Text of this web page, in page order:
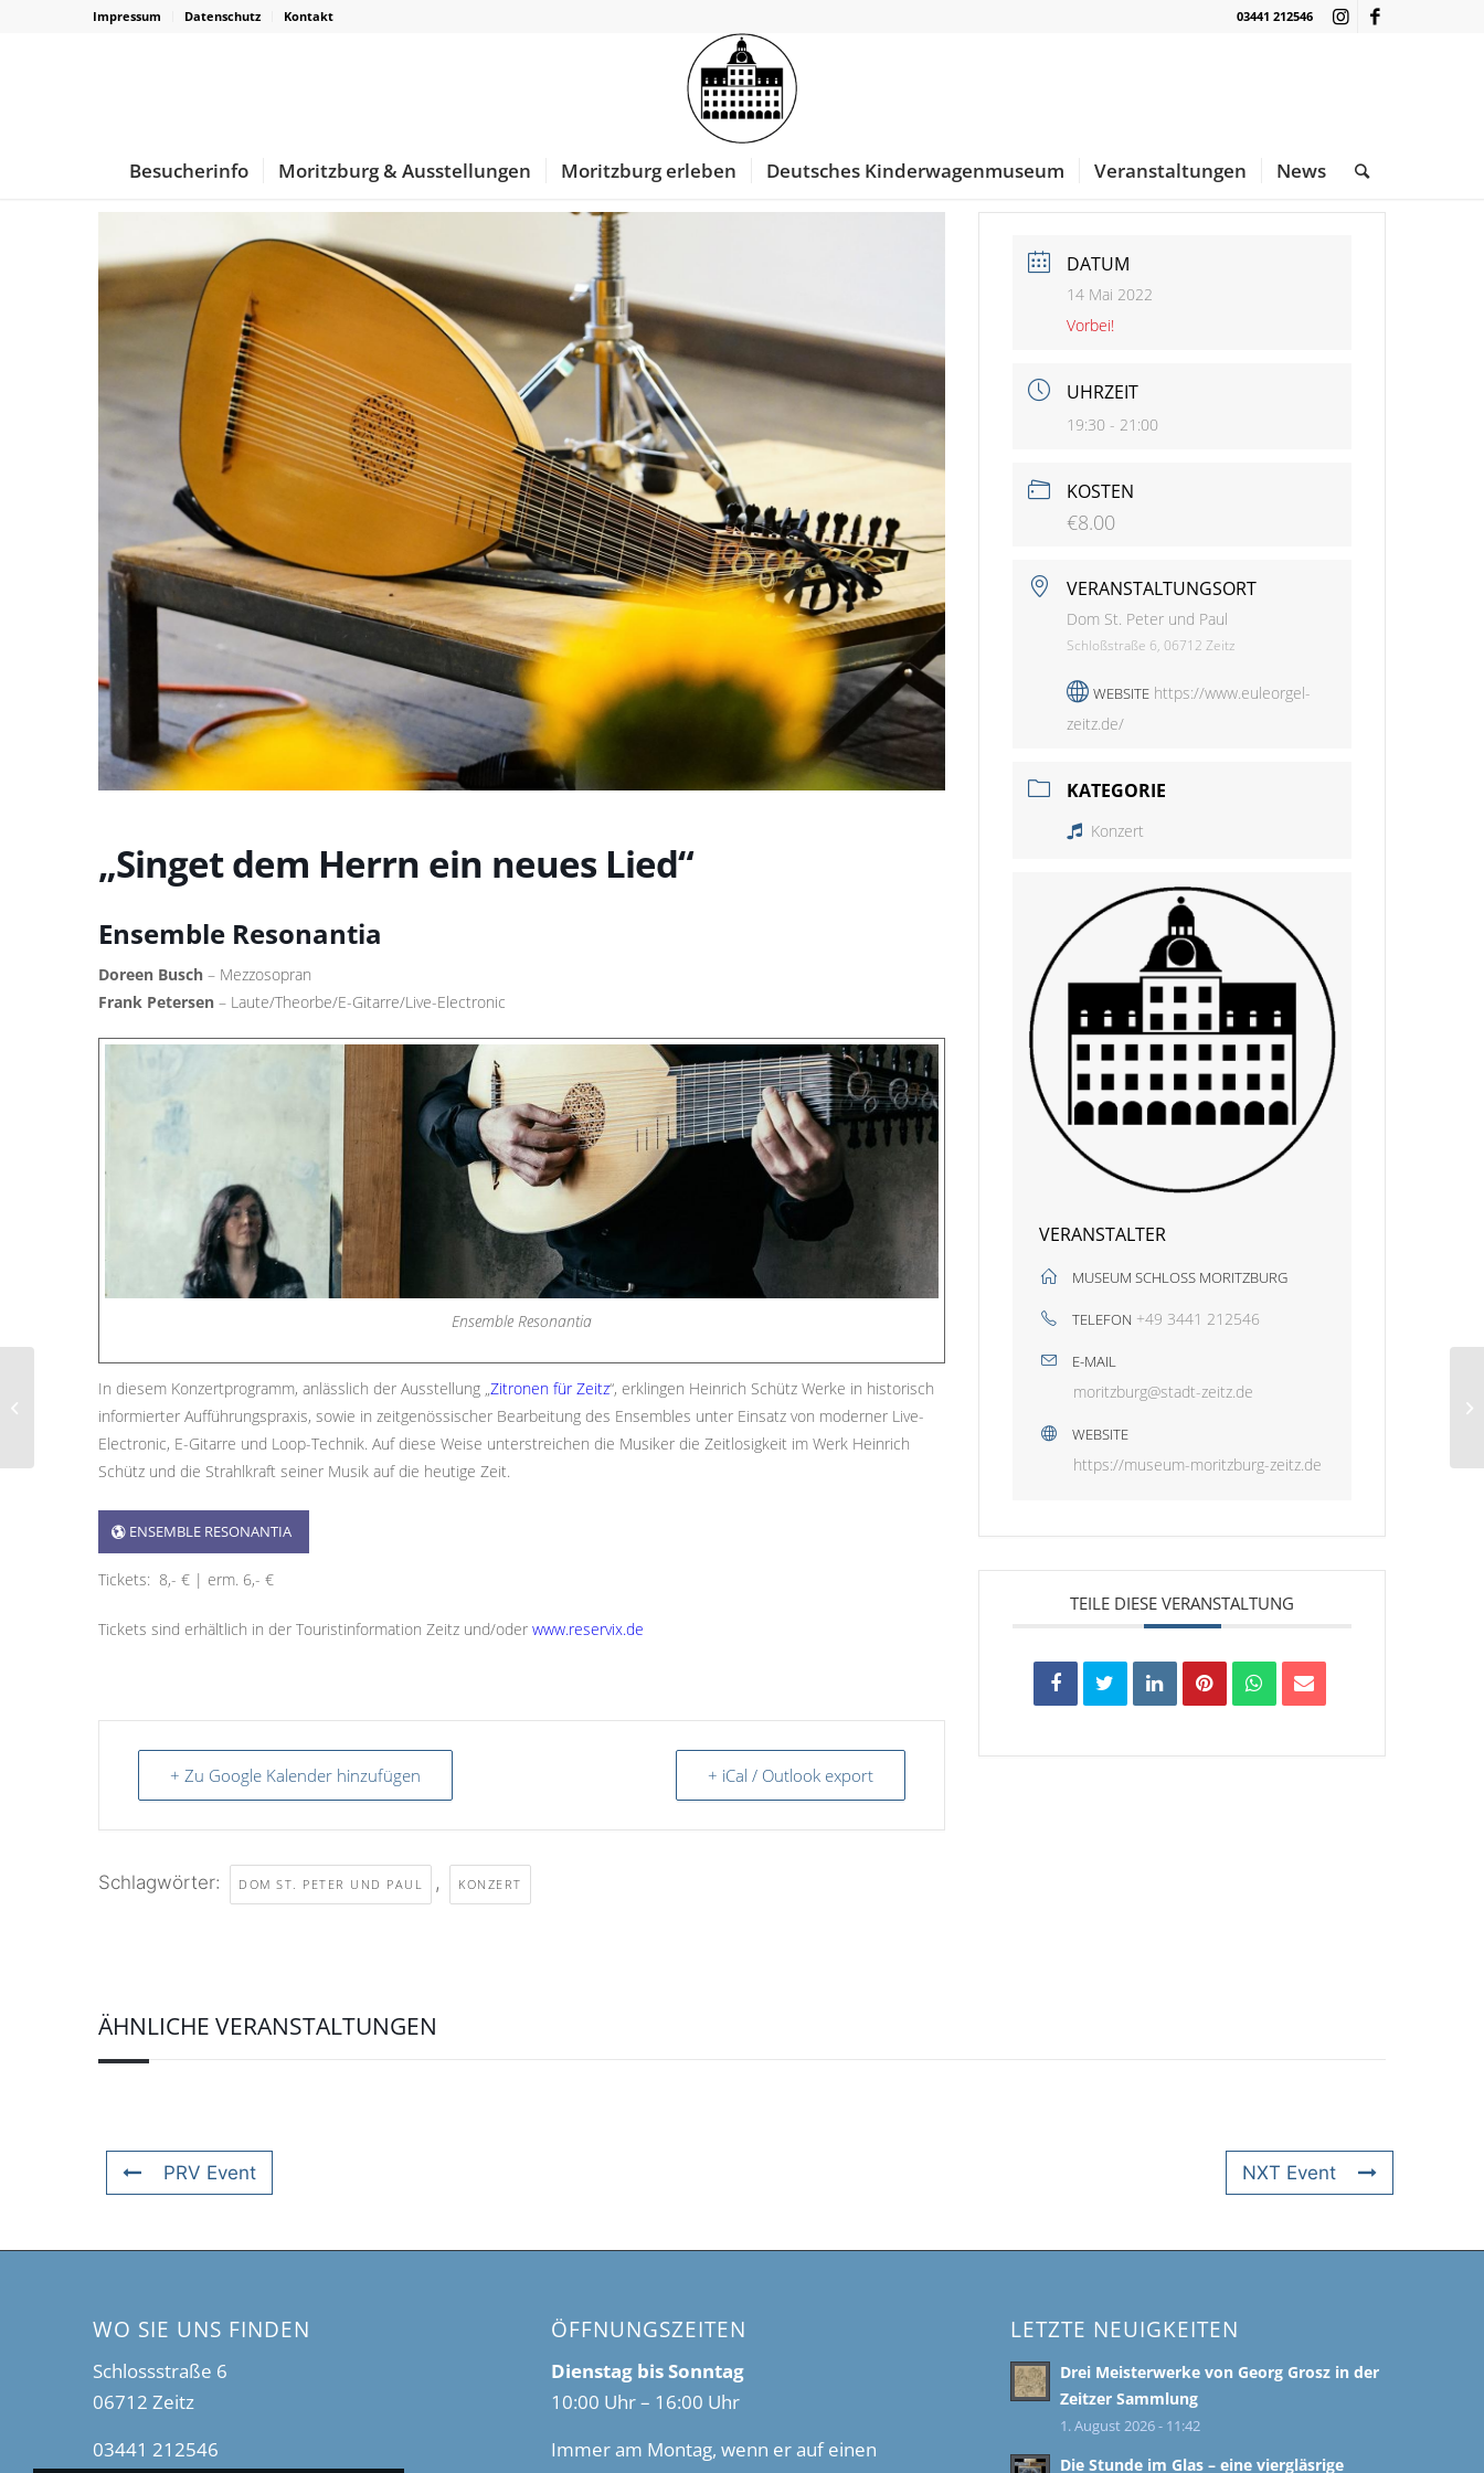
Impressum Datenschutz Kontakt 03441 212546
Besucherinfo Moritzburg & Ausstellungen Moritzburg erleben Deutsches Kinderwagenmuseum Veranstaltungen News
„Singet dem Herrn ein neues Lied“
Ensemble Resonantia
Doreen Busch – Mezzosopran
Frank Petersen – Laute/Theorbe/E-Gitarre/Live-Electronic
Ensemble Resonantia
In diesem Konzertprogramm, anlässlich der Ausstellung „Zitronen für Zeitz“, erklingen Heinrich Schütz Werke in historisch
informierter Aufführungspraxis, sowie in zeitgenössischer Bearbeitung des Ensembles unter Einsatz von moderner Live-
Electronic, E-Gitarre und Loop-Technik. Auf diese Weise unterstreichen die Musiker die Zeitlosigkeit im Werk Heinrich
Schütz und die Strahlkraft seiner Musik auf die heutige Zeit.
ENSEMBLE RESONANTIA
Tickets: 8,- € | erm. 6,- €
Tickets sind erhältlich in der Touristinformation Zeitz und/oder www.reservix.de
+ Zu Google Kalender hinzufügen + iCal / Outlook export
Schlagwörter: DOM ST. PETER UND PAUL , KONZERT
DATUM
14 Mai 2022
Vorbei!
UHRZEIT
19:30 - 21:00
KOSTEN
€8.00
VERANSTALTUNGSORT
Dom St. Peter und Paul
Schloßstraße 6, 06712 Zeitz
WEBSITE https://www.euleorgel-
zeitz.de/
KATEGORIE
Konzert
VERANSTALTER
MUSEUM SCHLOSS MORITZBURG
TELEFON +49 3441 212546
E-MAIL
moritzburg@stadt-zeitz.de
WEBSITE
https://museum-moritzburg-zeitz.de
TEILE DIESE VERANSTALTUNG
ÄHNLICHE VERANSTALTUNGEN
PRV Event NXT Event
WO SIE UNS FINDEN
Schlossstraße 6
06712 Zeitz
03441 212546
ÖFFNUNGSZEITEN
Dienstag bis Sonntag
10:00 Uhr – 16:00 Uhr
Immer am Montag, wenn er auf einen
LETZTE NEUIGKEITEN
Drei Meisterwerke von Georg Grosz in der
Zeitzer Sammlung
1. August 2026 - 11:42
Die Stunde im Glas – eine viergläsrige
bis zur Gegenwart – ein
Kunstspaziergang
durch das S...